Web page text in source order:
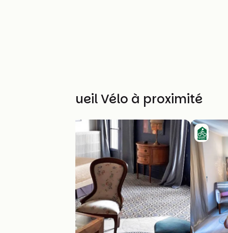
Autres Accueil Vélo à proximité